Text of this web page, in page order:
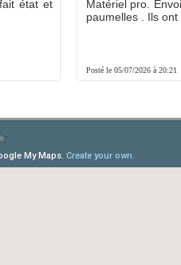
état et
Posté le 05/07/2026 à 20:21
Matériel pro.
paumelles . Ils ont